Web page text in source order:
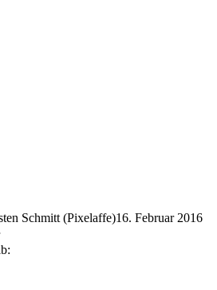
Schmitt (Pixelaffe)16. Februar 2016